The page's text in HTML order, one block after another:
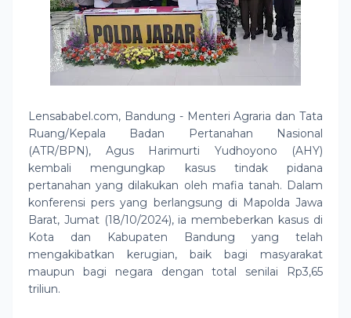
Lensababel.com, Bandung - Menteri Agraria dan Tata
Ruang/Kepala Badan Pertanahan Nasional
(ATR/BPN), Agus Harimurti Yudhoyono (AHY)
kembali mengungkap kasus tindak pidana
pertanahan yang dilakukan oleh mafia tanah. Dalam
konferensi pers yang berlangsung di Mapolda Jawa
Barat, Jumat (18/10/2024), ia membeberkan kasus di
Kota dan Kabupaten Bandung yang telah
mengakibatkan kerugian, baik bagi masyarakat
maupun bagi negara dengan total senilai Rp3,65
triliun.